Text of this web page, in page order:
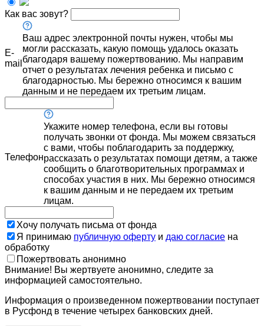
Как вас зовут?
E-
mail
Ваш адрес электронной почты нужен, чтобы мы
могли рассказать, какую помощь удалось оказать
благодаря вашему пожертвованию. Мы направим
отчет о результатах лечения ребенка и письмо с
благодарностью. Мы бережно относимся к вашим
данным и не передаем их третьим лицам.
Телефон
Укажите номер телефона, если вы готовы
получать звонки от фонда. Мы можем связаться
с вами, чтобы поблагодарить за поддержку,
рассказать о результатах помощи детям, а также
сообщить о благотворительных программах и
способах участия в них. Мы бережно относимся
к вашим данным и не передаем их третьим
лицам.
Хочу получать письма от фонда
Я принимаю публичную оферту и даю согласие на
обработку
Пожертвовать анонимно
Внимание! Вы жертвуете анонимно, следите за
информацией самостоятельно.
Информация о произведенном пожертвовании поступает
в Русфонд в течение четырех банковских дней.